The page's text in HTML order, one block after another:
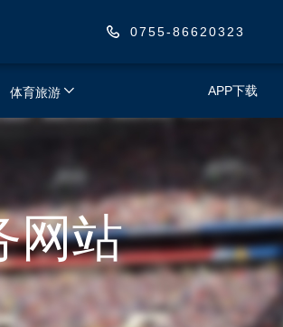
0755-86620323
体育旅游 APP下载
网站